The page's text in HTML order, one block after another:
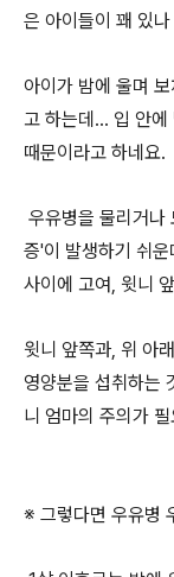
은 아이들이 꽤 있
아이가 밤에 울며
고 하는데... 입 안에
때문이라고 하네요.
우유병을 물리거나
증'이 발생하기 쉬운
사이에 고여, 윗니
윗니 앞쪽과, 위 아
영양분을 섭취하는
니 엄마의 주의가
※ 그렇다면 우유병